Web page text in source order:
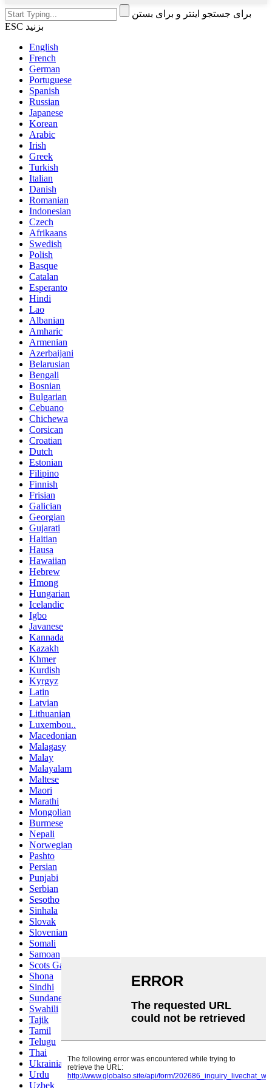
برای جستجو اینتر و برای بستن
ESC بزنید
English
French
German
Portuguese
Spanish
Russian
Japanese
Korean
Arabic
Irish
Greek
Turkish
Italian
Danish
Romanian
Indonesian
Czech
Afrikaans
Swedish
Polish
Basque
Catalan
Esperanto
Hindi
Lao
Albanian
Amharic
Armenian
Azerbaijani
Belarusian
Bengali
Bosnian
Bulgarian
Cebuano
Chichewa
Corsican
Croatian
Dutch
Estonian
Filipino
Finnish
Frisian
Galician
Georgian
Gujarati
Haitian
Hausa
Hawaiian
Hebrew
Hmong
Hungarian
Icelandic
Igbo
Javanese
Kannada
Kazakh
Khmer
Kurdish
Kyrgyz
Latin
Latvian
Lithuanian
Luxembou..
Macedonian
Malagasy
Malay
Malayalam
Maltese
Maori
Marathi
Mongolian
Burmese
Nepali
Norwegian
Pashto
Persian
Punjabi
Serbian
Sesotho
Sinhala
Slovak
Slovenian
Somali
Samoan
Scots Gaelic
Shona
Sindhi
Sundanese
Swahili
Tajik
Tamil
Telugu
Thai
Ukrainian
Urdu
Uzbek